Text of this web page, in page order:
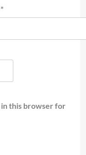
*
in this browser for